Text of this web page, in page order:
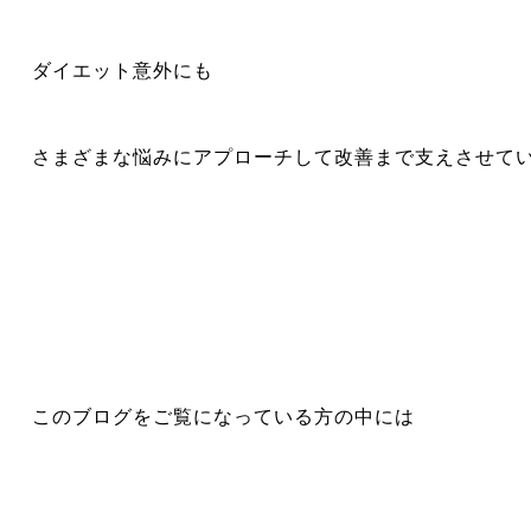
ダイエット意外にも
さまざまな悩みにアプローチして改善まで支えさせて
このブログをご覧になっている方の中には